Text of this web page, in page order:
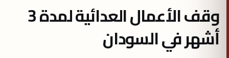
وقف الأعمال العدائية لمدة 3
أشهر في السودان